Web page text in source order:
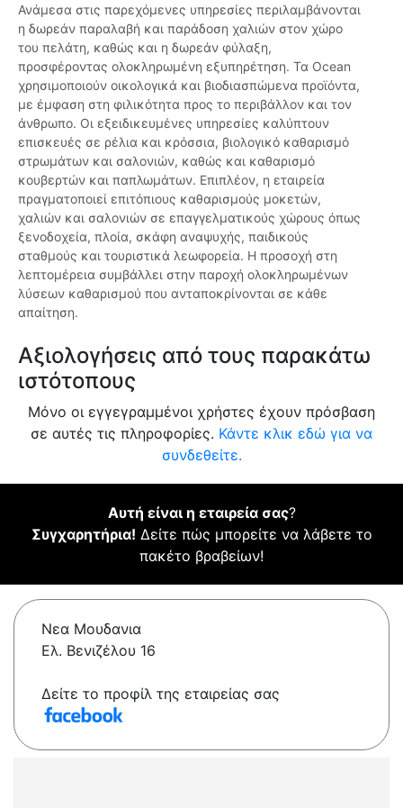
Ανάμεσα στις παρεχόμενες υπηρεσίες περιλαμβάνονται
η δωρεάν παραλαβή και παράδοση χαλιών στον χώρο
του πελάτη, καθώς και η δωρεάν φύλαξη,
προσφέροντας ολοκληρωμένη εξυπηρέτηση. Τα Ocean
χρησιμοποιούν οικολογικά και βιοδιασπώμενα προϊόντα,
με έμφαση στη φιλικότητα προς το περιβάλλον και τον
άνθρωπο. Οι εξειδικευμένες υπηρεσίες καλύπτουν
επισκευές σε ρέλια και κρόσσια, βιολογικό καθαρισμό
στρωμάτων και σαλονιών, καθώς και καθαρισμό
κουβερτών και παπλωμάτων. Επιπλέον, η εταιρεία
πραγματοποιεί επιτόπιους καθαρισμούς μοκετών,
χαλιών και σαλονιών σε επαγγελματικούς χώρους όπως
ξενοδοχεία, πλοία, σκάφη αναψυχής, παιδικούς
σταθμούς και τουριστικά λεωφορεία. Η προσοχή στη
λεπτομέρεια συμβάλλει στην παροχή ολοκληρωμένων
λύσεων καθαρισμού που ανταποκρίνονται σε κάθε
απαίτηση.
Αξιολογήσεις από τους παρακάτω
ιστότοπους
Μόνο οι εγγεγραμμένοι χρήστες έχουν πρόσβαση
σε αυτές τις πληροφορίες. Κάντε κλικ εδώ για να
συνδεθείτε.
Αυτή είναι η εταιρεία σας?
Συγχαρητήρια! Δείτε πώς μπορείτε να λάβετε το
πακέτο βραβείων!
Νεα Μουδανια
Ελ. Βενιζέλου 16
Δείτε το προφίλ της εταιρείας σας